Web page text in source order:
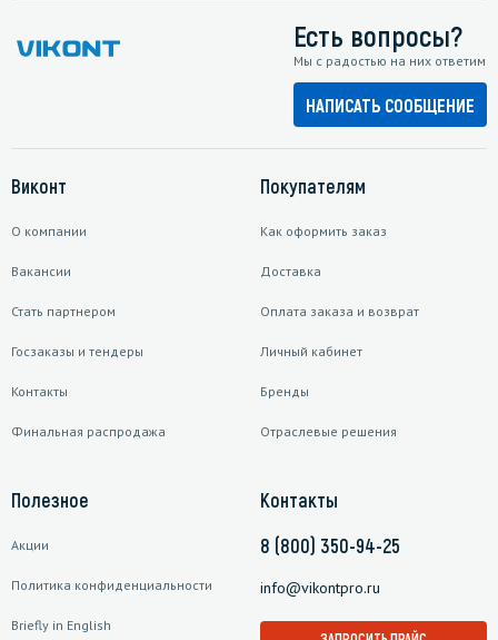
Есть вопросы?
Мы с радостью на них ответим
НАПИСАТЬ СООБЩЕНИЕ
Виконт
О компании
Вакансии
Стать партнером
Госзаказы и тендеры
Контакты
Финальная распродажа
Покупателям
Как оформить заказ
Доставка
Оплата заказа и возврат
Личный кабинет
Бренды
Отраслевые решения
Полезное
Акции
Политика конфиденциальности
Briefly in English
Контакты
8 (800) 350-94-25
info@vikontpro.ru